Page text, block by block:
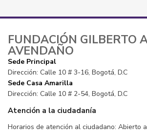
FUNDACIÓN GILBERTO
AVENDAÑO
Sede Principal
Dirección: Calle 10 # 3-16, Bogotá, D.C
Sede Casa Amarilla
Dirección: Calle 10 # 2-54, Bogotá, D.C
Atención a la ciudadanía
Horarios de atención al ciudadano: Abierto